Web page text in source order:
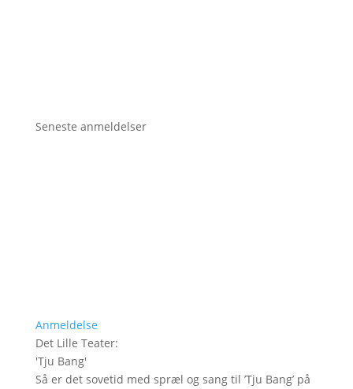
Seneste anmeldelser
Anmeldelse
Det Lille Teater:
'Tju Bang'
Så er det sovetid med spræl og sang til ’Tju Bang’ på